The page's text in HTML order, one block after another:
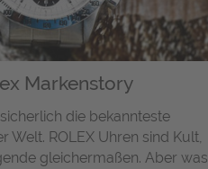
Markenstory
sicherlich die bekannteste
Welt. ROLEX Uhren sind Kult,
gleichermaßen. Aber was